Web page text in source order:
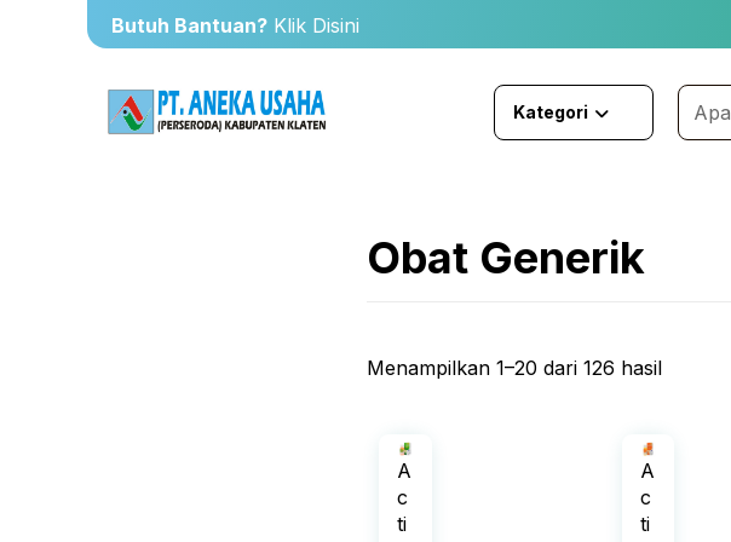
Butuh Bantuan? Klik Disini
Kategori
Obat Generik
Menampilkan 1–20 dari 126 hasil
A
c
ti
A
c
ti